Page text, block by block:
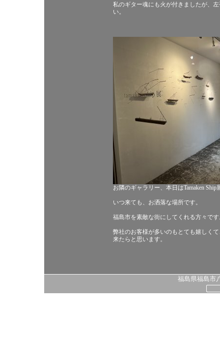
私のギター魂にも火が付きましたが、
い。
お隣のギャラリー、本日はTamaken Ship
いつ来ても、お洒落な場所です。
福島市を素敵な街にしてくれる方々で
弊社のお客様が多いのもとても嬉しく
来たらと思います。
福島県福島市